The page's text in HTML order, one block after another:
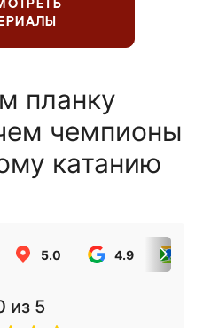
планку
чемпионы
катанию
5.0 4.9
из 5